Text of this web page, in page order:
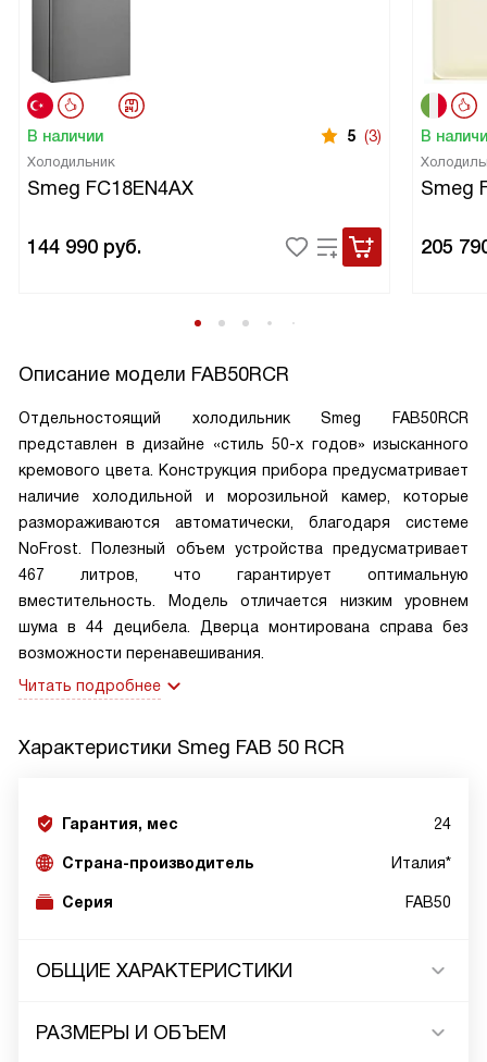
В наличии 5 (3)
Холодильник
Smeg FC18EN4AX
144 990 руб.
В
Smeg
205
Описание модели FAB50RCR
Отдельностоящий холодильник Smeg FAB50RCR
представлен в дизайне «стиль 50-х годов» изысканного
кремового цвета. Конструкция прибора предусматривает
наличие холодильной и морозильной камер, которые
размораживаются автоматически, благодаря системе
NoFrost. Полезный объем устройства предусматривает
467 литров, что гарантирует оптимальную
вместительность. Модель отличается низким уровнем
шума в 44 децибела. Дверца монтирована справа без
возможности перенавешивания.
Читать подробнее
Характеристики Smeg FAB 50 RCR
Гарантия, мес 24
Страна-производитель Италия*
Серия FAB50
ОБЩИЕ ХАРАКТЕРИСТИКИ
РАЗМЕРЫ И ОБЪЕМ